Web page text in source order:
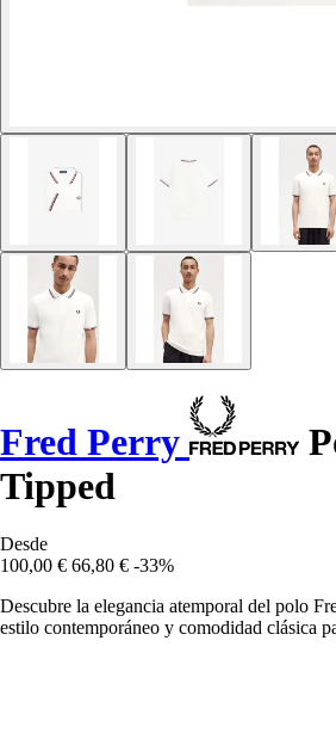
Fred Perry
Tipped
Desde
100,00 € 66,80 € -33%
Descubre la elegancia atemporal del polo
estilo contemporáneo y comodidad clásica